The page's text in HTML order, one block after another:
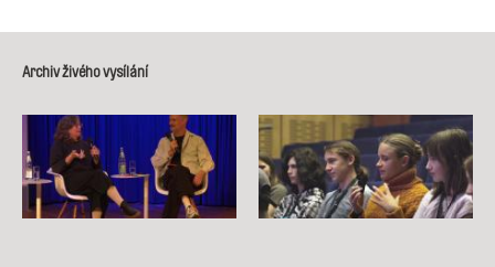
Archiv živého vysílání